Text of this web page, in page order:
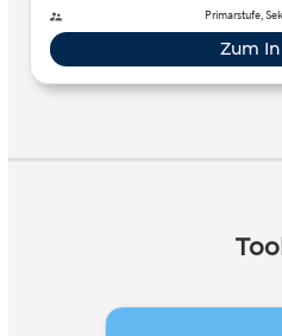
Primarstufe,
Zum